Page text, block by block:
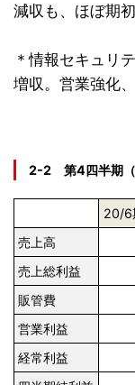
減収も、ほぼ期
＊情報セキュリ
増収。営業強化
2-2 第4四半期
20/6
売上高
売上総利益
販管費
営業利益
経常利益